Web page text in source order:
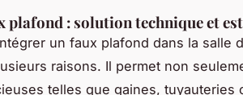
plafond : solution technique et
un faux plafond dans la salle
raisons. Il permet non
telles que gaines, tuyauteries